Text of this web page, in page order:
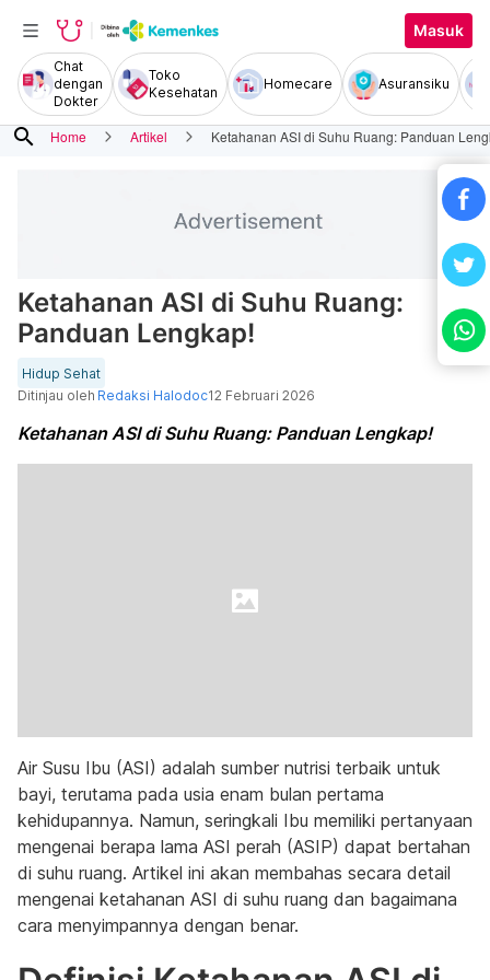
Masuk
Chat
dengan
Dokter
Toko
Kesehatan
Homecare Asuransiku
search Home Artikel Ketahanan ASI di Suhu Ruang: Panduan
Ketahanan ASI di Suhu Ruang:
Panduan Lengkap!
Hidup Sehat
Ditinjau oleh Redaksi Halodoc12 Februari 2026
Ketahanan ASI di Suhu Ruang: Panduan Lengkap!
Air Susu Ibu (ASI) adalah sumber nutrisi terbaik untuk
bayi, terutama pada usia enam bulan pertama
kehidupannya. Namun, seringkali Ibu memiliki pertanyaan
mengenai berapa lama ASI perah (ASIP) dapat bertahan
di suhu ruang. Artikel ini akan membahas secara detail
mengenai ketahanan ASI di suhu ruang dan bagaimana
cara menyimpannya dengan benar.